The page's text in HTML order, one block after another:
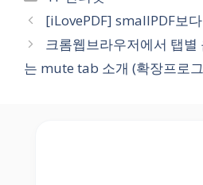
[iLovePDF] smallPDF보
크롬웹브라우저에서 탭
는 mute tab 소개 (확장프로